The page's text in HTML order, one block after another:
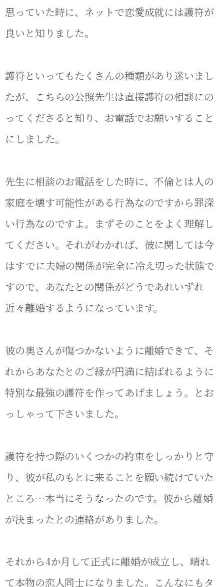
思っていた時に、ネットで恋愛成就には護符が
良いと知りました。
護符といってもたくさんの種類があり迷いまし
たが、こちらの公照先生は直接護符の相談にの
ってくださると知り、お電話でお願いすること
にしました。
先生に相談のお電話をした時に、不倫とは人の
家庭を壊す可能性がある行為なのですから罪深
い行為なのですよ。まずそのことをよく理解し
てください。それがわかれば、彼に関しては今
はすでに夫婦の関係が完全に冷え切った状態で
すので、あなたとの関係がどうであれいずれ
近々離婚するようになっています。
彼の奥さんが傷つかないように離婚できて、そ
れからあなたとのご縁が円満に結ばれるように
特別な最強の護符を作ってあげましょう。とお
っしゃって下さいました。
護符を持つ際のいくつかの約束をしっかりと守
り、彼が私のもとに来ることを願い続けていた
ところ…本当にそうなったのです。彼から離婚
が決まったとの連絡がありました。
それから4か月して正式に離婚が成立し、晴れ
て本物の恋人同士になりました。こんなにもタ